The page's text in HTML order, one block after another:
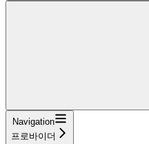
Navigation
프로바이더